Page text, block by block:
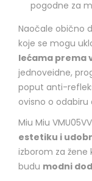
pogodne za
Naočale obično
koje se mogu
lećama prema
jednoveidne,
poput anti-
ovisno o odabiru
Miu Miu
estetiku i
izborom za žene
budu modni